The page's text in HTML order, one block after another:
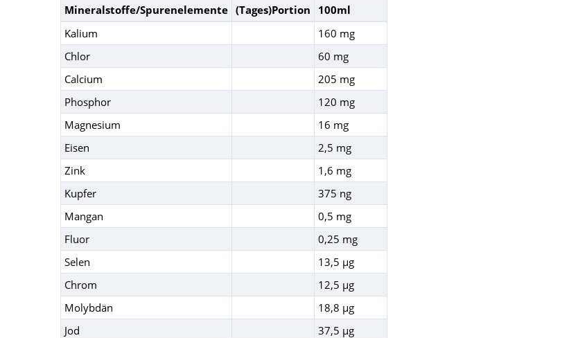
Mineralstoffe/Spurenelemente (Tages)Portion
100ml
Kalium
160 mg
Chlor
60 mg
Calcium
205 mg
Phosphor
120 mg
Magnesium
16 mg
Eisen
2,5 mg
Zink
1,6 mg
Kupfer
375 ng
Mangan
0,5 mg
Fluor
0,25 mg
Selen
13,5 µg
Chrom
12,5 µg
Molybdän
18,8 µg
Jod
37,5 µg